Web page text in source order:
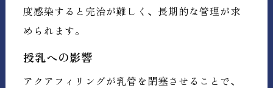
度感染すると完治が難しく、長期的な管理が求
められます。
授乳への影響
アクアフィリングが乳管を閉塞させることで、